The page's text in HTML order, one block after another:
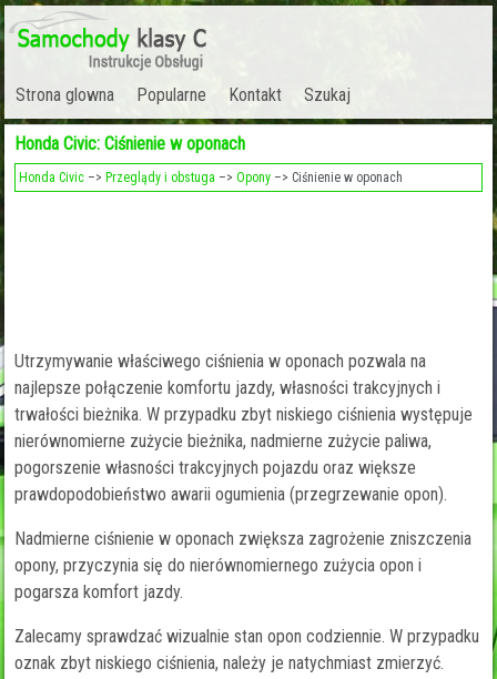
Strona glowna Popularne Kontakt Szukaj
Honda Civic: Ciśnienie w oponach
Honda Civic –> Przeglądy i obstuga –>Opony –> Ciśnienie w oponach
Utrzymywanie właściwego ciśnienia w oponach pozwala na
najlepsze połączenie komfortu jazdy, własności trakcyjnych i
trwałości bieżnika. W przypadku zbyt niskiego ciśnienia występuje
nierównomierne zużycie bieżnika, nadmierne zużycie paliwa,
pogorszenie własności trakcyjnych pojazdu oraz większe
prawdopodobieństwo awarii ogumienia (przegrzewanie opon).
Nadmierne ciśnienie w oponach zwiększa zagrożenie zniszczenia
opony, przyczynia się do nierównomiernego zużycia opon i
pogarsza komfort jazdy.
Zalecamy sprawdzać wizualnie stan opon codziennie. W przypadku
oznak zbyt niskiego ciśnienia, należy je natychmiast zmierzyć.